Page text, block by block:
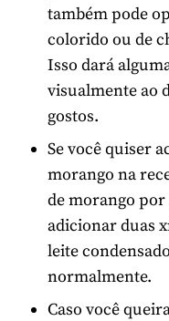
também pode
colorido ou de
Isso dará
visualmente ao
gostos.
Se você quiser
morango na
de morango
adicionar duas
leite
normalmente.
Caso você